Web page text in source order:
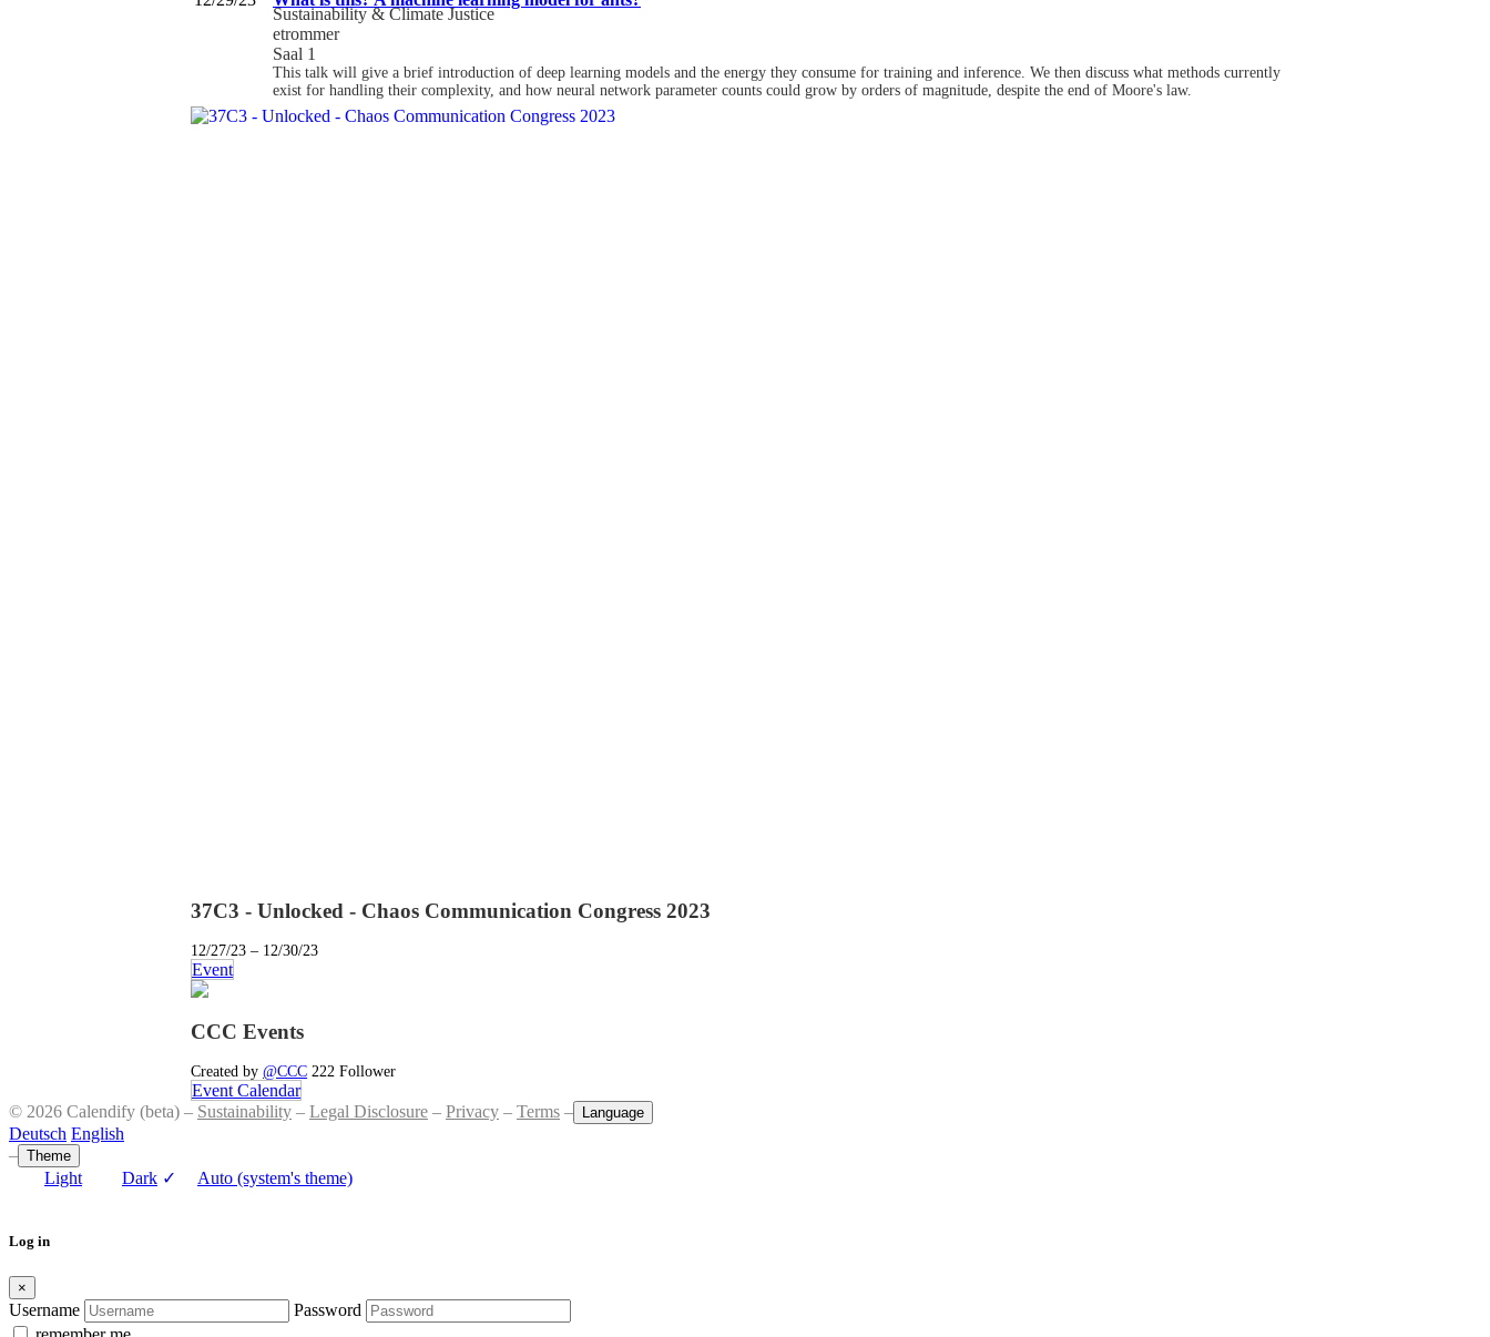
Sustainability & Climate Justice
etrommer
Saal 1
This talk will give a brief introduction of deep learning models and the energy they consume for training and inference. We then discuss what methods currently
exist for handling their complexity, and how neural network parameter counts could grow by orders of magnitude, despite the end of Moore's law.
37C3 - Unlocked - Chaos Communication Congress 2023
12/27/23 – 12/30/23
Event
CCC Events
Created by @CCC 222 Follower
Event Calendar
© 2026 Calendify (beta) – Sustainability – Legal Disclosure – Privacy – Terms – Language
Deutsch English
– Theme
Light Dark ✓ Auto (system's theme)
Log in
×
Username
Password